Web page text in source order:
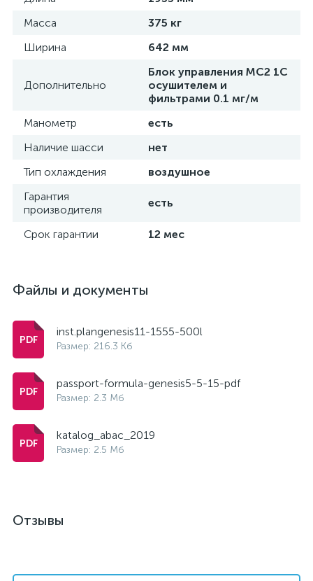
Масса
375 кг
Ширина
642 мм
Дополнительно
Блок управления MC2 1С
осушителем и
фильтрами 0.1 мг/м
Манометр
есть
Наличие шасси
нет
Тип охлаждения
воздушное
Гарантия
производителя
есть
Срок гарантии 12 мес
Файлы и документы
inst.plangenesis11-1555-500l
Размер: 216.3 Кб
passport-formula-genesis5-5-15-pdf
Размер: 2.3 Мб
katalog_abac_2019
Размер: 2.5 Мб
Отзывы